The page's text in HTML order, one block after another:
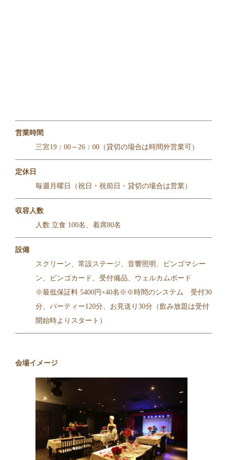
営業時間
三宮19：00～26：00（貸切の場合は時間外営業可）
定休日
毎週月曜日（祝日・祝前日・貸切の場合は営業）
収容人数
人数 立食 100名、着席80名
設備
スクリーン、常設ステージ、音響照明、ビンゴマシー
ン、ビンゴカード、受付備品、ウェルカムボード
※最低保証料 5400円×40名※※時間のシステム 受付30
分、パーティー120分、お見送り30分（飲み放題は受付
開始時よりスタート）
会場イメージ